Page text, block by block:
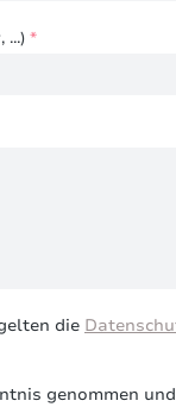
...) *
die
genommen